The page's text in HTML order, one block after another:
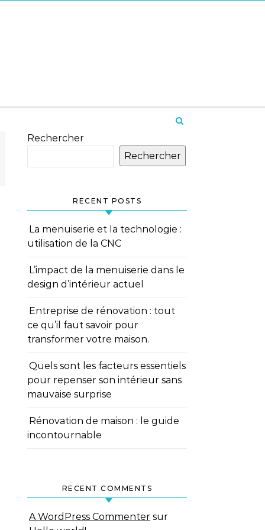
Rechercher
Rechercher
RECENT POSTS
La menuiserie et la technologie :
utilisation de la CNC
L’impact de la menuiserie dans le
design d’intérieur actuel
Entreprise de rénovation : tout
ce qu’il faut savoir pour
transformer votre maison.
Quels sont les facteurs essentiels
pour repenser son intérieur sans
mauvaise surprise
Rénovation de maison : le guide
incontournable
RECENT COMMENTS
A WordPress Commenter sur